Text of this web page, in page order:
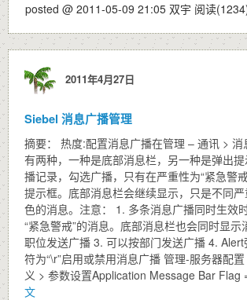
posted @ 2011-05-09 21:05 双宇 阅读
2011年4月27日
Siebel 消息广播管理
摘要： 热度:配置消息广播在管理 – 通讯 >
有两种，一种是底部消息栏，另一种是弹出
播记录，勾选广播，只有在严重性为“紧急警
提示框。底部消息栏会继续显示，只是不同
色的消息。注意： 1. 多条消息广播同时生效
“紧急警戒”的消息。底部消息栏也会同时显
职位发送广播 3. 可以按部门发送广播 4.
符为“\r”启用或禁用消息广播 管理-服务器配
义 > 参数设置Application Message Bar Flag
文